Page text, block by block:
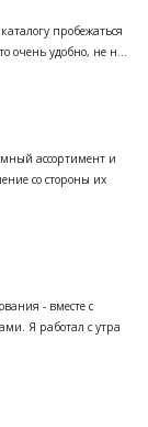
пробежаться
очень удобно, не н...
ассортимент и
со стороны их
- вместе с
Я работал с утра